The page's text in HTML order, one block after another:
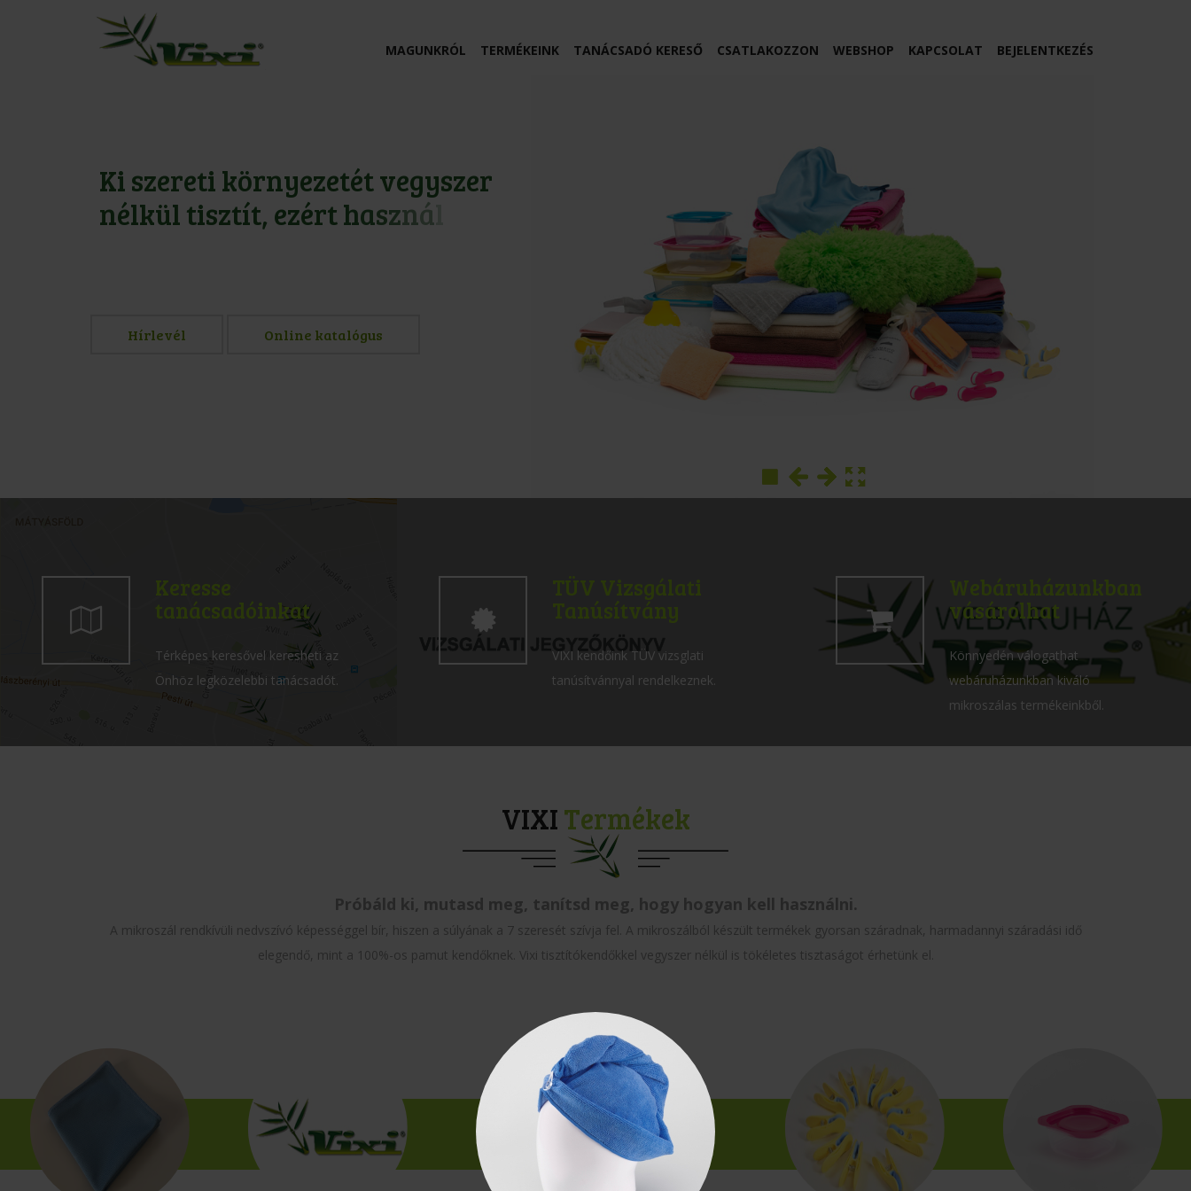
MAGUNKRÓL TERMÉKEINK TANÁCSADÓ KERESŐ CSATLAKOZZON WEBSHOP KAPCSOLAT BEJELENTKEZÉS
Kiszeretikörnyezetétvegyszer
nélkültisztít, ezérthaszná
Hírlevél Online katalógus
Keresse
tanácsadóinkat
Térképes keresővel keresheti az
Önhöz legközelebbi tanácsadót.
VIXI kendőink TÜV vizsglati
tanúsítvánnyal rendelkeznek.
vásárolhat
Könnyedén válogathat
webáruházunkban kiváló
mikroszálas termékeinkből.
VIXITermékek
Próbáld ki, mutasd meg, tanítsd meg, hogy hogyan kell használni.
A mikroszál rendkívüli nedvszívó képességgel bír, hiszen a súlyának a 7 szeresét szívja fel. A mikroszálból készült termékek gyorsan száradnak, harmadannyi száradási idő
elegendő, mint a 100%-os pamut kendőknek. Vixi tisztítókendőkkel vegyszer nélkül is tökéletes tisztaságot érhetünk el.